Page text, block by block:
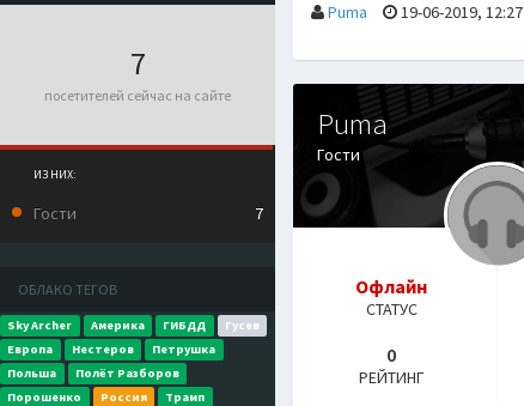
7
посетителей сейчас на сайте
ИЗ НИХ:
Гости 7
ОБЛАКО ТЕГОВ
Sky Archer Америка ГИБДД
Гусев
Европа
Нестеров
Петрушка
Польша
Полёт Разборов
Порошенко
Россия
Трамп
Puma 19-06-2019, 12:27
Puma
Гости
Офлайн
СТАТУС
0
РЕЙТИНГ